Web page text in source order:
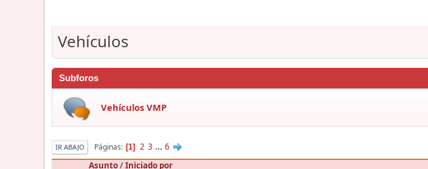
Vehículos
Subforos
Vehículos VMP
IR ABAJO Páginas 1 2 3 ... 6
Asunto/Iniciado por